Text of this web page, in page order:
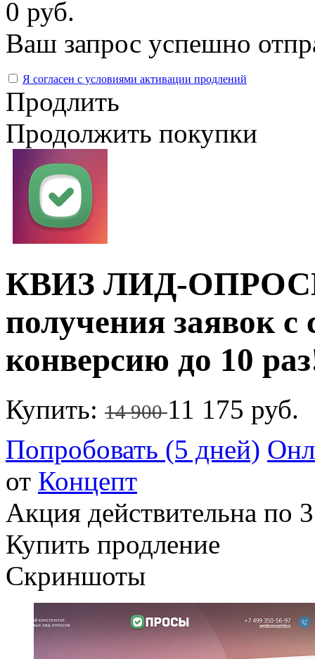
0 руб.
Ваш запрос успешно
Я согласен с условиями активации продлений
Продлить
Продолжить покупки
КВИЗ ЛИД-
получения заявок
конверсию до 10
Купить: 14 90011 175 руб.
Попробовать (5 дней)
от Концепт
Акция действительна по
Купить продление
Скриншоты